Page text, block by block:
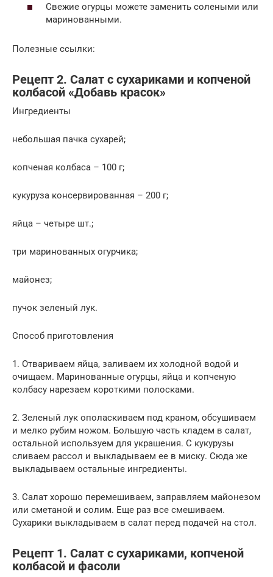
Свежие огурцы можете заменить солеными или
маринованными.
Полезные ссылки:
Рецепт 2. Салат с сухариками и копченой
колбасой «Добавь красок»
Ингредиенты
небольшая пачка сухарей;
копченая колбаса – 100 г;
кукуруза консервированная – 200 г;
яйца – четыре шт.;
три маринованных огурчика;
майонез;
пучок зеленый лук.
Способ приготовления
1. Отвариваем яйца, заливаем их холодной водой и
очищаем. Маринованные огурцы, яйца и копченую
колбасу нарезаем короткими полосками.
2. Зеленый лук ополаскиваем под краном, обсушиваем
и мелко рубим ножом. Большую часть кладем в салат,
остальной используем для украшения. С кукурузы
сливаем рассол и выкладываем ее в миску. Сюда же
выкладываем остальные ингредиенты.
3. Салат хорошо перемешиваем, заправляем майонезом
или сметаной и солим. Еще раз все смешиваем.
Сухарики выкладываем в салат перед подачей на стол.
Рецепт 1. Салат с сухариками, копченой
колбасой и фасоли